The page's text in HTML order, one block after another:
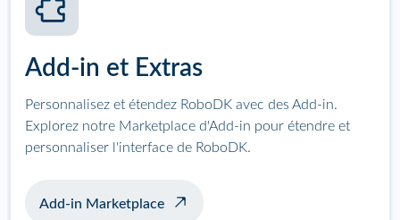
Add-in et Extras
Personnalisez et étendez RoboDK avec des Add-in.
Explorez notre Marketplace d'Add-in pour étendre et
personnaliser l'interface de RoboDK.
Add-in Marketplace